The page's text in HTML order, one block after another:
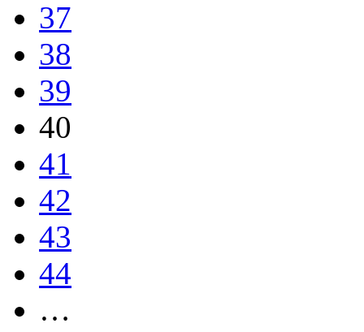
37
38
39
40
41
42
43
44
…